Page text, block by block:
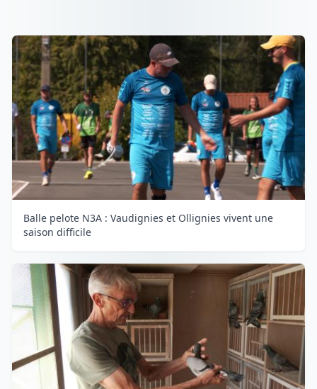
Balle pelote N3A : Vaudignies et Ollignies vivent une
saison difficile